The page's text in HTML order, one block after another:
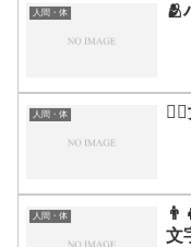
人間・体 🫂
人間・体
人間・体
文